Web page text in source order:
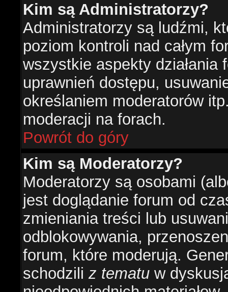
Kim są Administratorzy?
Administratorzy są ludźmi,
poziom kontroli nad całym
wszystkie aspekty działania
uprawnień dostępu,
określaniem moderatorów
moderacji na forach.
Powrót do góry
Kim są Moderatorzy?
Moderatorzy są osobami
jest doglądanie forum od
zmieniania treści lub
odblokowywania,
forum, które moderują.
schodzili z tematu w